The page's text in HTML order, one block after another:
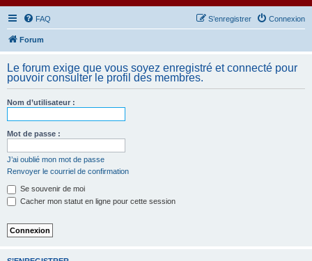
FAQ Connexion
S’enregistrer
Forum
Le forum exige que vous soyez enregistré et connecté pour
pouvoir consulter le profil des membres.
Nom d’utilisateur :
Mot de passe :
J’ai oublié mon mot de passe
Renvoyer le courriel de confirmation
Se souvenir de moi
Cacher mon statut en ligne pour cette session